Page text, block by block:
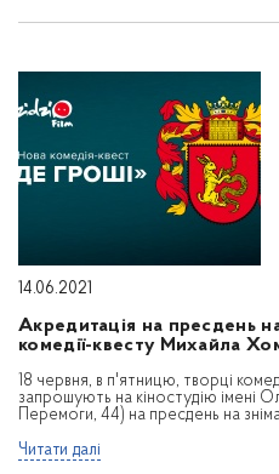
14.06.2021
Акредитація на пресдень
комедії-квесту Михайла
18 червня, в п'ятницю, творці
запрошують на кіностудію імені
Перемоги, 44) на пресдень на
Читати далі